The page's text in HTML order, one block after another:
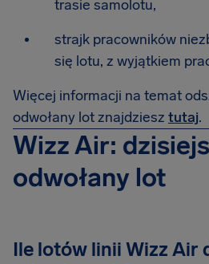
trasie samolotu,
strajk pracowników
się lotu, z wyjątkiem
Więcej informacji na temat
odwołany lot znajdziesz tutaj.
Wizz Air:
odwołany lot
Ile lotów linii Wizz Air